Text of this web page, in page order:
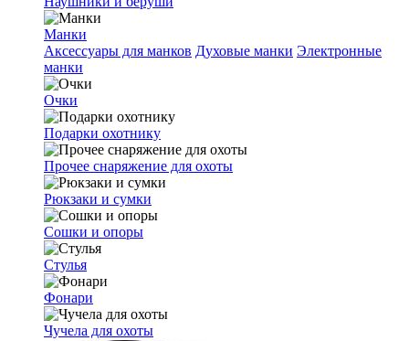
Манки
Аксессуары для манков Духовые манки Электронные
манки
Очки
Подарки охотнику
Прочее снаряжение для охоты
Рюкзаки и сумки
Сошки и опоры
Стулья
Фонари
Чучела для охоты